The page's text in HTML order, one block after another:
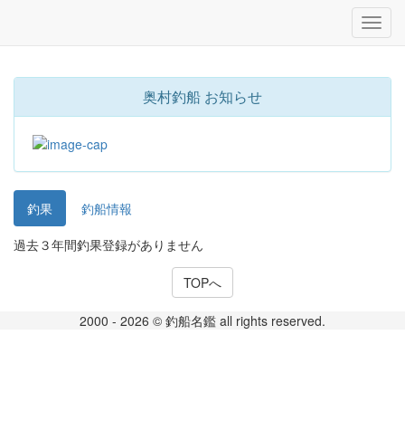
奥村釣船 お知らせ
釣果
釣船情報
過去３年間釣果登録がありません
TOPへ
2000 - 2026 © 釣船名鑑 all rights reserved.